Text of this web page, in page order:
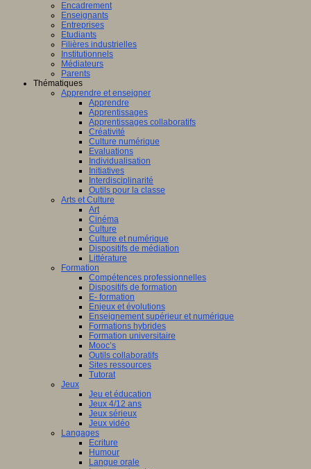
Encadrement
Enseignants
Entreprises
Etudiants
Filières industrielles
Institutionnels
Médiateurs
Parents
Thématiques
Apprendre et enseigner
Apprendre
Apprentissages
Apprentissages collaboratifs
Créativité
Culture numérique
Evaluations
Individualisation
Initiatives
Interdisciplinarité
Outils pour la classe
Arts et Culture
Art
Cinéma
Culture
Culture et numérique
Dispositifs de médiation
Littérature
Formation
Compétences professionnelles
Dispositifs de formation
E- formation
Enjeux et évolutions
Enseignement supérieur et numérique
Formations hybrides
Formation universitaire
Mooc’s
Outils collaboratifs
Sites ressources
Tutorat
Jeux
Jeu et éducation
Jeux 4/12 ans
Jeux sérieux
Jeux vidéo
Langages
Ecriture
Humour
Langue orale